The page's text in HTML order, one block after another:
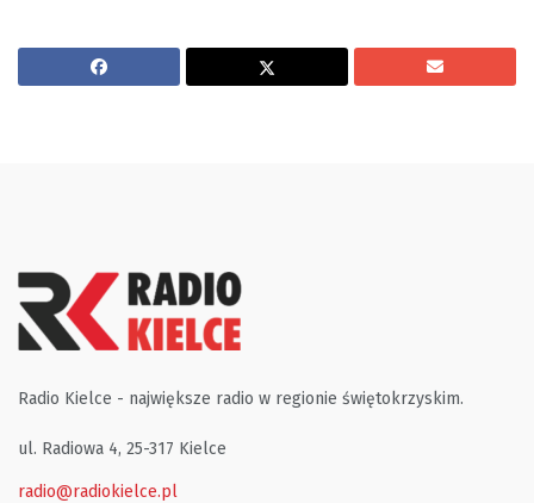
Radio Kielce - największe radio w regionie świętokrzyskim.
ul. Radiowa 4, 25-317 Kielce
radio@radiokielce.pl